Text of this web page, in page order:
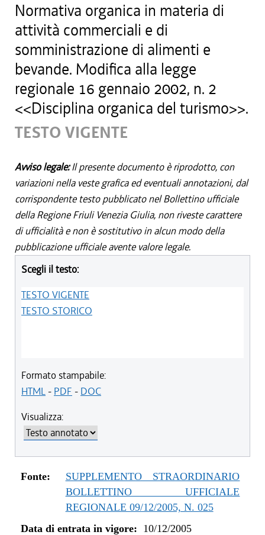
Normativa organica in materia di
attività commerciali e di
somministrazione di alimenti e
bevande. Modifica alla legge
regionale 16 gennaio 2002, n. 2
<<Disciplina organica del turismo>>.
TESTO VIGENTE
Avviso legale:Il presente documento è riprodotto, con
variazioni nella veste grafica ed eventuali annotazioni, dal
corrispondente testo pubblicato nel Bollettino ufficiale
della Regione Friuli Venezia Giulia, non riveste carattere
di ufficialità e non è sostitutivo in alcun modo della
pubblicazione ufficiale avente valore legale.
Scegli il testo:
TESTO VIGENTE
TESTO STORICO
Formato stampabile:
HTML- PDF - DOC
Visualizza:
Fonte:
SUPPLEMENTO STRAORDINARIO
BOLLETTINO UFFICIALE
REGIONALE 09/12/2005, N. 025
Data di entrata in vigore: 10/12/2005